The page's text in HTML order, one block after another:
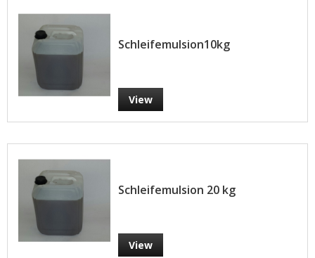
Schleifemulsion10kg
View
Schleifemulsion 20 kg
View